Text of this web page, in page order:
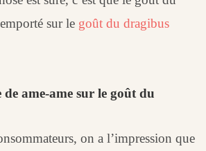
sur le goût du dragibus
de ame-ame sur le goût du
on a l’impression que